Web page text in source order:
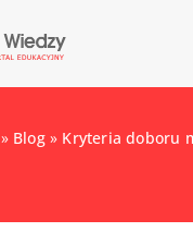
» Blog» Kryteria doboru